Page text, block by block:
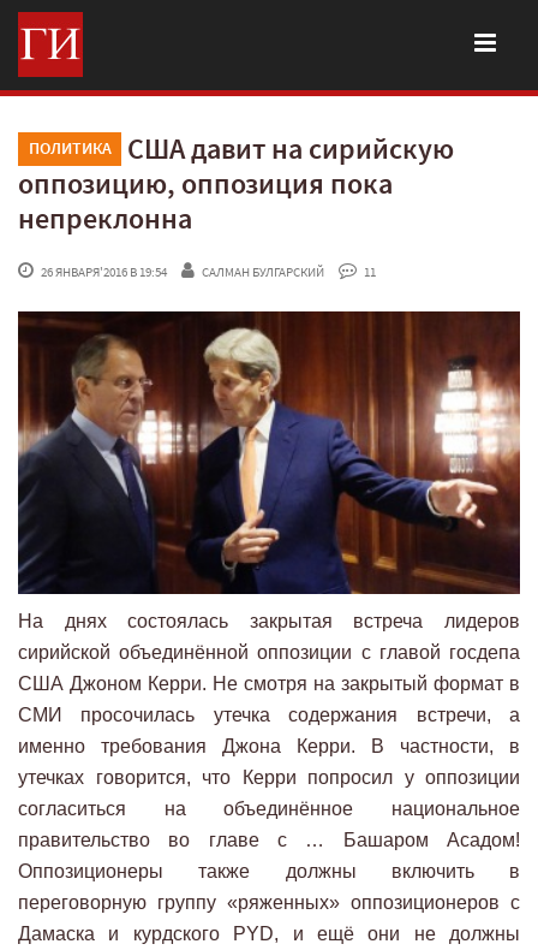
ПОЛИТИКА
США давит на сирийскую
оппозицию, оппозиция пока
непреклонна
26 ЯНВАРЯ'2016 В 19:54 САЛМАН БУЛГАРСКИЙ 11
На днях состоялась закрытая встреча лидеров
сирийской объединённой оппозиции с главой госдепа
США Джоном Керри. Не смотря на закрытый формат в
СМИ просочилась утечка содержания встречи, а
именно требования Джона Керри. В частности, в
утечках говорится, что Керри попросил у оппозиции
согласиться на объединённое национальное
правительство во главе с … Башаром Асадом!
Оппозиционеры также должны включить в
переговорную группу «ряженных» оппозиционеров с
Дамаска и курдского PYD, и ещё они не должны